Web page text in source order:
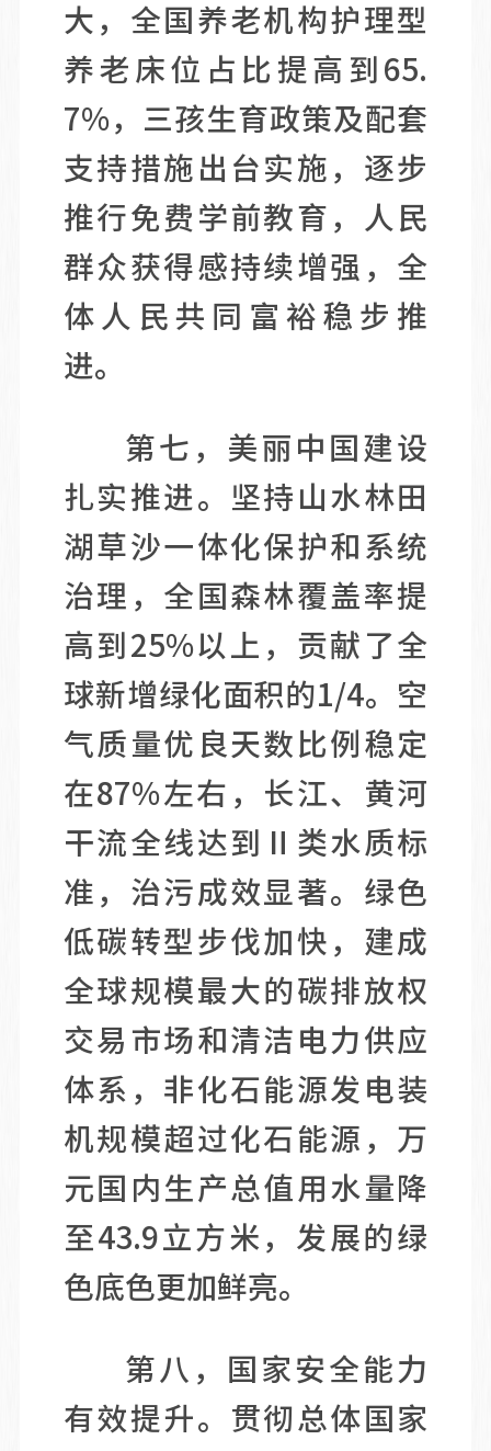
大，全国养老机构护理型
养老床位占比提高到65.
7%，三孩生育政策及配套
支持措施出台实施，逐步
推行免费学前教育，人民
群众获得感持续增强，全
体人民共同富裕稳步推
进。
第七，美丽中国建设
扎实推进。坚持山水林田
湖草沙一体化保护和系统
治理，全国森林覆盖率提
高到25%以上，贡献了全
球新增绿化面积的1/4。空
气质量优良天数比例稳定
在87%左右，长江、黄河
干流全线达到Ⅱ类水质标
准，治污成效显著。绿色
低碳转型步伐加快，建成
全球规模最大的碳排放权
交易市场和清洁电力供应
体系，非化石能源发电装
机规模超过化石能源，万
元国内生产总值用水量降
至43.9立方米，发展的绿
色底色更加鲜亮。
第八，国家安全能力
有效提升。贯彻总体国家